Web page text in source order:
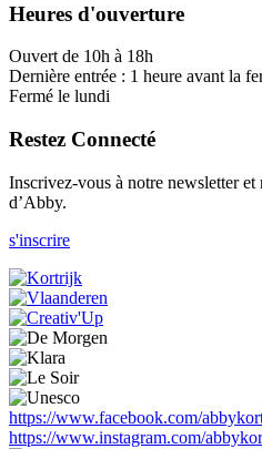
Heures d'ouverture
Ouvert de 10h à 18h
Dernière entrée : 1 heure avant la
Fermé le lundi
Restez Connecté
Inscrivez-vous à notre newsletter et
d’Abby.
s'inscrire
https://www.facebook.com/
https://www.instagram.com/